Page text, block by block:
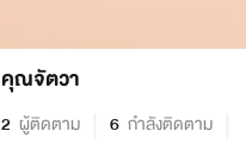
คุณจัตวา
2 ผู้ติดตาม 6 กำลังติดตาม